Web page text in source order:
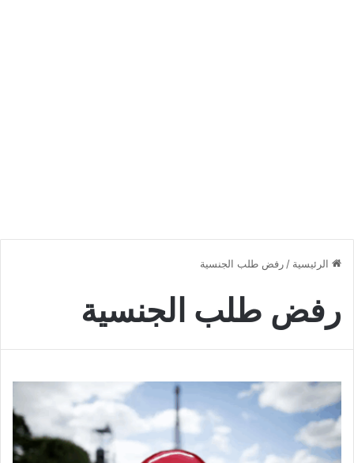
الرئيسية / رفض طلب الجنسية
رفض طلب الجنسية